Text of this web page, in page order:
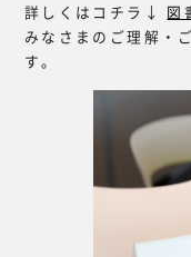
詳しくはコチラ↓ 図
みなさまのご理解・
す。